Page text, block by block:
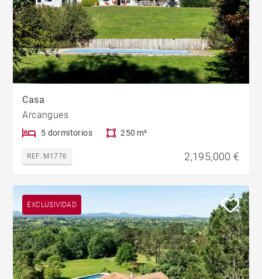
Casa
Arcangues
5 dormitorios 250 m²
REF. M1776 2,195,000 €
EXCLUSIVIDAD